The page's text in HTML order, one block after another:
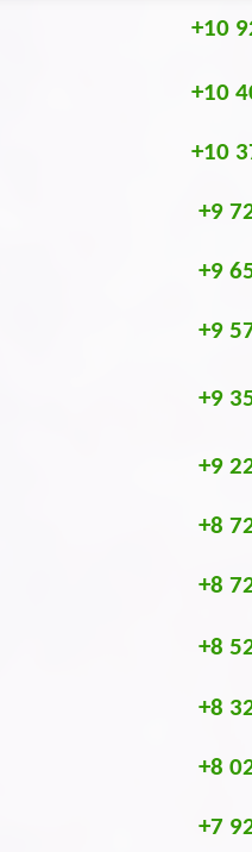
+10
+10
+10
+9
+9
+9
+9
+9
+8
+8
+8
+8
+8
+7